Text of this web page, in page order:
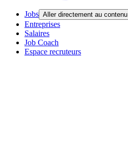
Jobs Aller directement au contenu
Entreprises
Salaires
Job Coach
Espace recruteurs